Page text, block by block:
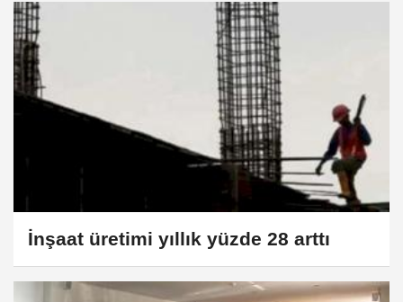
İnşaat üretimi yıllık yüzde 28 arttı